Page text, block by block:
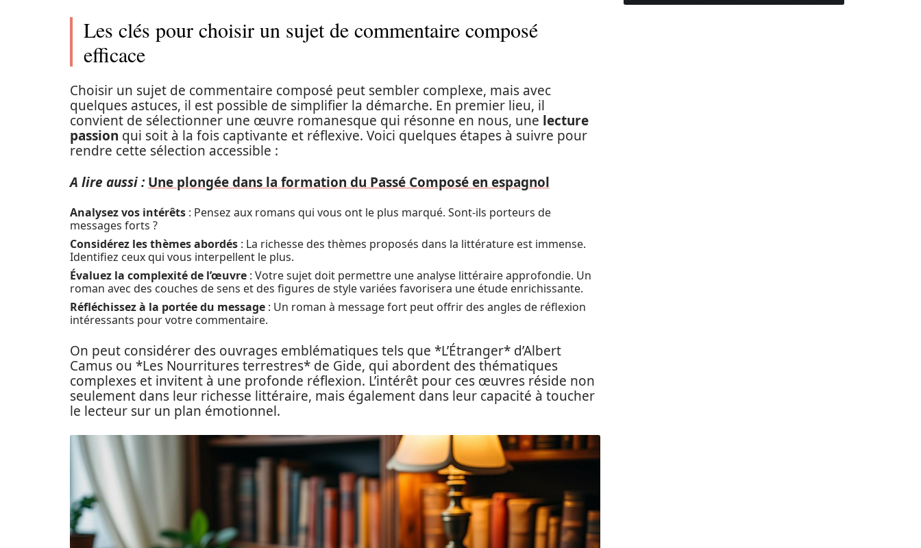
Les clés pour choisir un sujet de commentaire composé
efficace
Choisir un sujet de commentaire composé peut sembler complexe, mais avec
quelques astuces, il est possible de simplifier la démarche. En premier lieu, il
convient de sélectionner une œuvre romanesque qui résonne en nous, une lecture
passion qui soit à la fois captivante et réflexive. Voici quelques étapes à suivre pour
rendre cette sélection accessible :
A lire aussi : Une plongée dans la formation du Passé Composé en espagnol
Analysez vos intérêts : Pensez aux romans qui vous ont le plus marqué. Sont-ils porteurs de
messages forts ?
Considérez les thèmes abordés : La richesse des thèmes proposés dans la littérature est immense.
Identifiez ceux qui vous interpellent le plus.
Évaluez la complexité de l’œuvre : Votre sujet doit permettre une analyse littéraire approfondie. Un
roman avec des couches de sens et des figures de style variées favorisera une étude enrichissante.
Réfléchissez à la portée du message : Un roman à message fort peut offrir des angles de réflexion
intéressants pour votre commentaire.
On peut considérer des ouvrages emblématiques tels que *L’Étranger* d’Albert
Camus ou *Les Nourritures terrestres* de Gide, qui abordent des thématiques
complexes et invitent à une profonde réflexion. L’intérêt pour ces œuvres réside non
seulement dans leur richesse littéraire, mais également dans leur capacité à toucher
le lecteur sur un plan émotionnel.